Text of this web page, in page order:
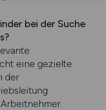
bei der Suche
eine gezielte
der